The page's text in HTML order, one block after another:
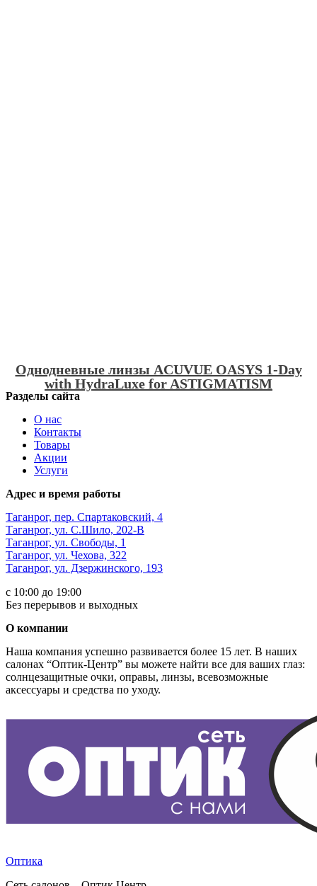
Однодневные линзы ACUVUE OASYS 1-Day
with HydraLuxe for ASTIGMATISM
Разделы сайта
О нас
Контакты
Товары
Акции
Услуги
Адрес и время работы
Таганрог, пер. Спартаковский, 4
Таганрог, ул. С.Шило, 202-В
Таганрог, ул. Свободы, 1
Таганрог, ул. Чехова, 322
Таганрог, ул. Дзержинского, 193
с 10:00 до 19:00
Без перерывов и выходных
О компании
Наша компания успешно развивается более 15 лет. В наших
салонах “Оптик-Центр” вы можете найти все для ваших глаз:
солнцезащитные очки, оправы, линзы, всевозможные
аксессуары и средства по уходу.
Оптика